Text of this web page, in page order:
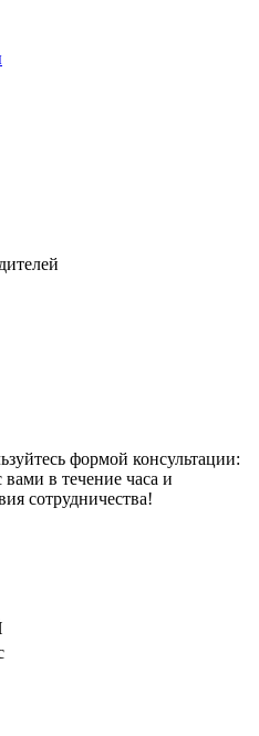
формой консультации:
в течение часа и
сотрудничества!